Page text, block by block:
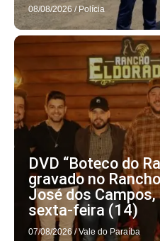
08/08/2026 / Polícia
DVD “Boteco do
gravado no
José dos
sexta-feira (14)
07/08/2026 / Vale do Paraíba